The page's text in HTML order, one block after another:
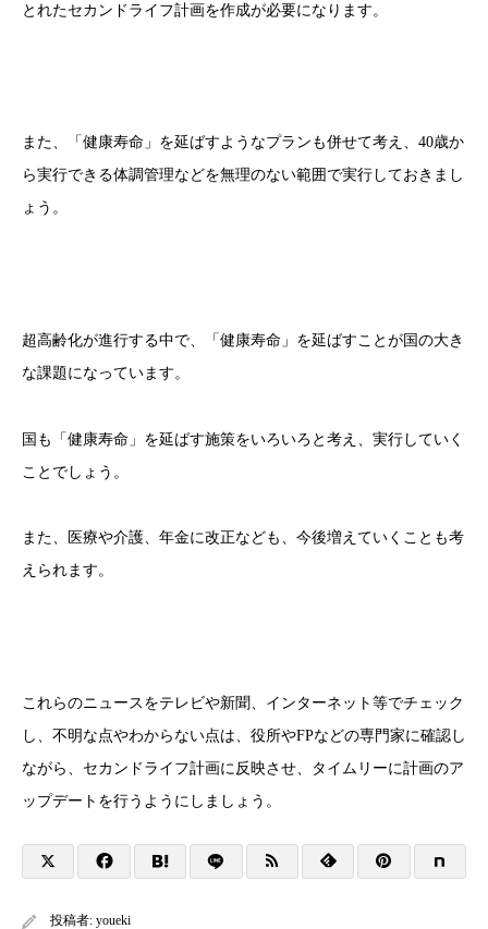
とれたセカンドライフ計画を作成が必要になります。
また、「健康寿命」を延ばすようなプランも併せて考え、40歳か
ら実行できる体調管理などを無理のない範囲で実行しておきまし
ょう。
超高齢化が進行する中で、「健康寿命」を延ばすことが国の大き
な課題になっています。
国も「健康寿命」を延ばす施策をいろいろと考え、実行していく
ことでしょう。
また、医療や介護、年金に改正なども、今後増えていくことも考
えられます。
これらのニュースをテレビや新聞、インターネット等でチェック
し、不明な点やわからない点は、役所やFPなどの専門家に確認し
ながら、セカンドライフ計画に反映させ、タイムリーに計画のア
ップデートを行うようにしましょう。
投稿者: youeki